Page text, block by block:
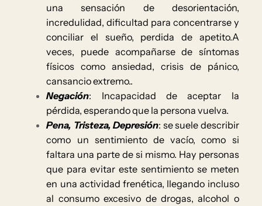
una sensación de desorientación,
incredulidad, dificultad para concentrarse y
conciliar el sueño, perdida de apetito.A
veces, puede acompañarse de síntomas
físicos como ansiedad, crisis de pánico,
cansancio extremo..
Negación: Incapacidad de aceptar la
pérdida, esperando que la persona vuelva.
Pena, Tristeza, Depresión: se suele describir
como un sentimiento de vacío, como si
faltara una parte de si mismo. Hay personas
que para evitar este sentimiento se meten
en una actividad frenética, llegando incluso
al consumo excesivo de drogas, alcohol o